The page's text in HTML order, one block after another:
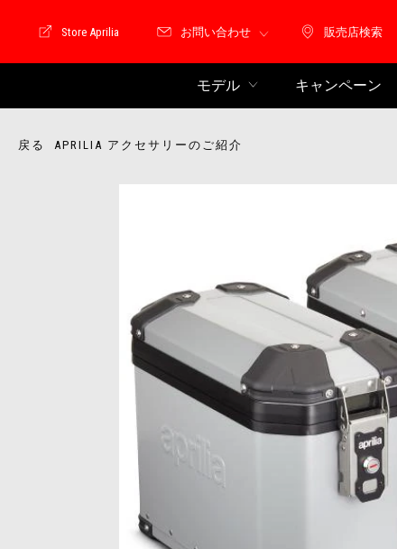
販売店検索
販売店検索
Store Motoguzzi
Store Aprilia お問い合わせ
モデル キャンペーン
戻る APRILIA アクセサリーのご紹介